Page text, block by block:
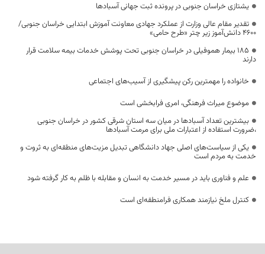
یشتازی خراسان جنوبی در پرونده ثبت جهانی آسبادها
تقدیر مقام عالی وزارت از عملکرد جهادی معاونت آموزش ابتدایی خراسان جنوبی/
۴۶۰۰ دانش‌آموز زیر چتر «طرح حامی»
۱۸۵ بیمار هموفیلی در خراسان جنوبی تحت پوشش خدمات بیمه سلامت قرار
دارند
خانواده را مهمترین رکن پیشگیری از آسیب‌های اجتماعی
موضوع میراث فرهنگی، امری فرابخشی است
بیشترین تعداد آسبادها در میان سه استان شرقی کشور در خراسان جنوبی
،ضرورت استفاده از اعتبارات ملی برای مرمت آسبادها
یکی از سیاست‌های اصلی جهاد دانشگاهی تبدیل مزیت‌های منطقه‌ای به ثروت و
خدمت به مردم است
علم و فناوری باید در مسیر خدمت به انسان و مقابله با ظلم به کار گرفته شود
کنترل ملخ نیازمند همکاری فرامنطقه‌ای است